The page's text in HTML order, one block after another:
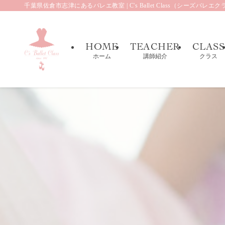
千葉県佐倉市志津にあるバレエ教室 | C's Ballet Class（シーズバレエク
HOME
ホーム
TEACHER
講師紹介
CLASS
クラス